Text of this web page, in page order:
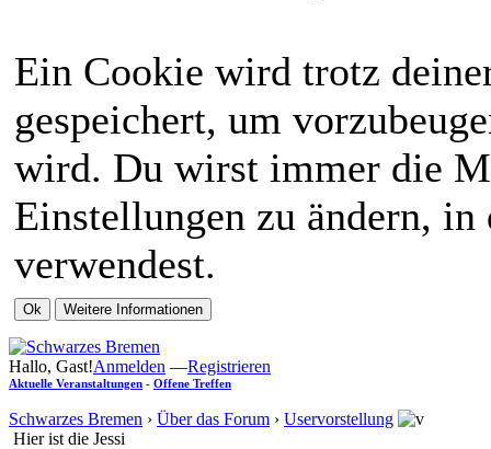
Ein Cookie wird trotz
gespeichert, um
wird. Du wirst immer die
Einstellungen zu ändern,
verwendest.
Hallo, Gast!Anmelden —Registrieren
Aktuelle Veranstaltungen - Offene Treffen
Schwarzes Bremen › Über das Forum › Uservorstellung
Hier ist die Jessi